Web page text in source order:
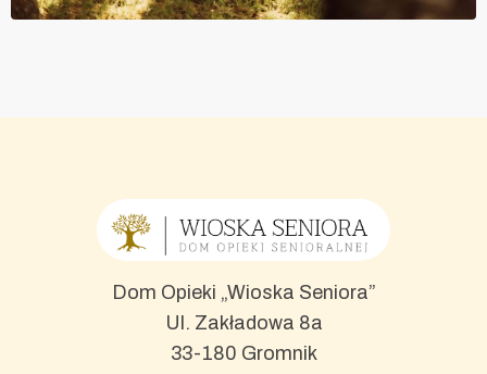
Dom Opieki „Wioska Seniora”
Ul. Zakładowa 8a
33-180 Gromnik